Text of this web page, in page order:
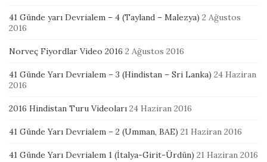
41 Günde yarı Devrialem – 4 (Tayland – Malezya) 2 Ağustos
2016
Norveç Fiyordlar Video 2016 2 Ağustos 2016
41 Günde Yarı Devrialem – 3 (Hindistan – Sri Lanka) 24 Haziran
2016
2016 Hindistan Turu Videoları 24 Haziran 2016
41 Günde Yarı Devrialem – 2 (Umman, BAE) 21 Haziran 2016
41 Günde Yarı Devrialem 1 (İtalya-Girit-Ürdün) 21 Haziran 2016